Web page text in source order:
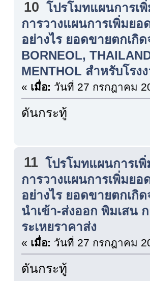
10 โปรโมทแผนการเ
การวางแผนการเพิ่มย
อย่างไร ยอดขายตกเกิด
BORNEOL,
MENTHOL สำหรับโรง
« เมื่อ: วันที่ 27 กรกฎาคม
ดันกระทู้
11 โปรโมทแผนการเ
การวางแผนการเพิ่มย
อย่างไร ยอดขายตกเกิด
นำเข้า-ส่งออก พิมเสน
ระเหยราคาส่ง
« เมื่อ: วันที่ 27 กรกฎาคม
ดันกระทู้